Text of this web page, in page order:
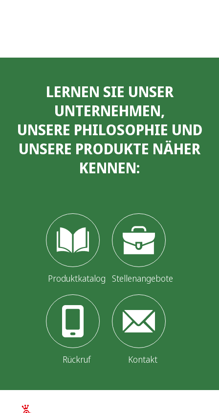
LERNEN SIE UNSER
UNTERNEHMEN,
UNSERE PHILOSOPHIE UND
UNSERE PRODUKTE NÄHER
KENNEN:
Produktkatalog Stellenangebote
Rückruf Kontakt